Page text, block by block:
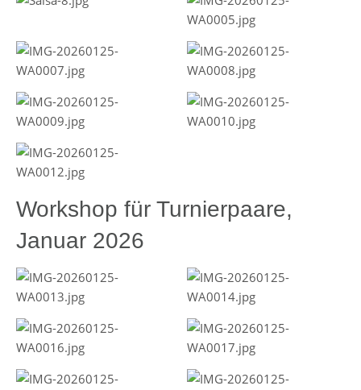
Workshop für Turnierpaare,
Januar 2026